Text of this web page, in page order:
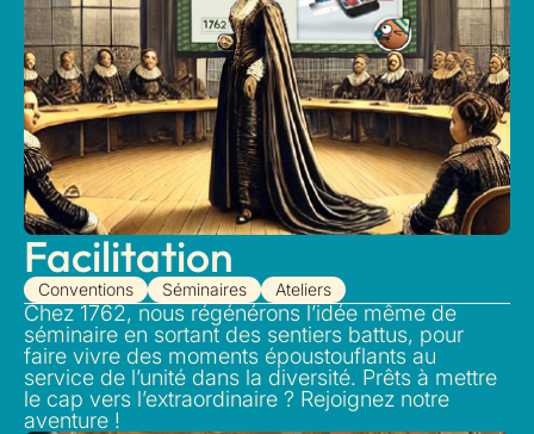
Facilitation
Conventions Séminaires Ateliers
Chez 1762, nous régénérons l’idée même de
séminaire en sortant des sentiers battus, pour
faire vivre des moments époustouflants au
service de l’unité dans la diversité. Prêts à mettre
le cap vers l’extraordinaire ? Rejoignez notre
aventure !